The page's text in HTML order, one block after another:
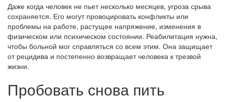
Даже когда человек не пьет несколько месяцев, угроза срыва
сохраняется. Его могут провоцировать конфликты или
проблемы на работе, растущее напряжение, изменения в
физическом или психическом состоянии. Реабилитация нужна,
чтобы больной мог справляться со всем этим. Она защищает
от рецидива и постепенно возвращает человека к трезвой
жизни.
Пробовать снова пить